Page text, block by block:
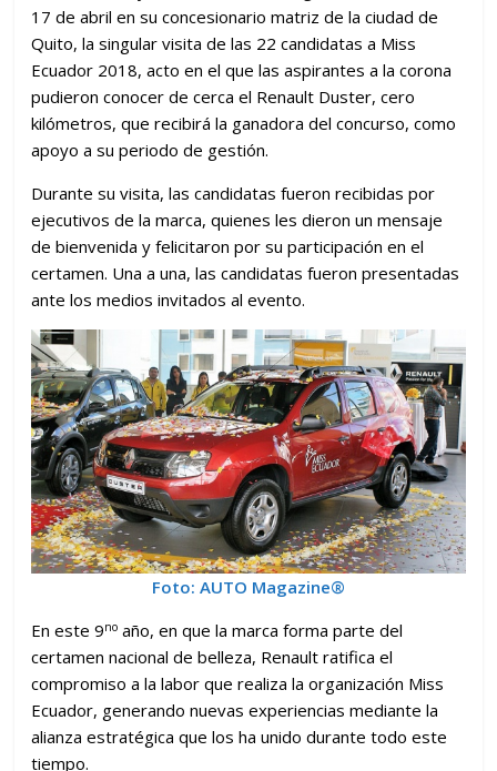
17 de abril en su concesionario matriz de la ciudad de
Quito, la singular visita de las 22 candidatas a Miss
Ecuador 2018, acto en el que las aspirantes a la corona
pudieron conocer de cerca el Renault Duster, cero
kilómetros, que recibirá la ganadora del concurso, como
apoyo a su periodo de gestión.
Durante su visita, las candidatas fueron recibidas por
ejecutivos de la marca, quienes les dieron un mensaje
de bienvenida y felicitaron por su participación en el
certamen. Una a una, las candidatas fueron presentadas
ante los medios invitados al evento.
Foto: AUTO Magazine®
En este 9no año, en que la marca forma parte del
certamen nacional de belleza, Renault ratifica el
compromiso a la labor que realiza la organización Miss
Ecuador, generando nuevas experiencias mediante la
alianza estratégica que los ha unido durante todo este
tiempo.